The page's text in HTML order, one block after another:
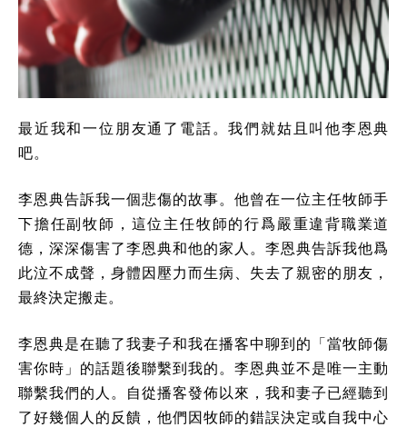
最近我和一位朋友通了電話。我們就姑且叫他李恩典
吧。
李恩典告訴我一個悲傷的故事。他曾在一位主任牧師手
下擔任副牧師，這位主任牧師的行爲嚴重違背職業道
德，深深傷害了李恩典和他的家人。李恩典告訴我他爲
此泣不成聲，身體因壓力而生病、失去了親密的朋友，
最終決定搬走。
李恩典是在聽了我妻子和我在播客中聊到的「當牧師傷
害你時」的話題後聯繫到我的。李恩典並不是唯一主動
聯繫我們的人。自從播客發佈以來，我和妻子已經聽到
了好幾個人的反饋，他們因牧師的錯誤決定或自我中心